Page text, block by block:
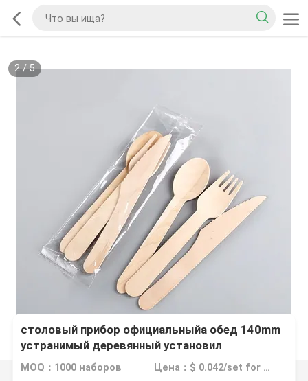
2/5
столовый прибор официальныйа обед 140mm
устранимый деревянный установил
Biodegradable ножи и ложки вилок
MOQ：1000 наборов Цена：$ 0.042/set for 160mm cutlery set